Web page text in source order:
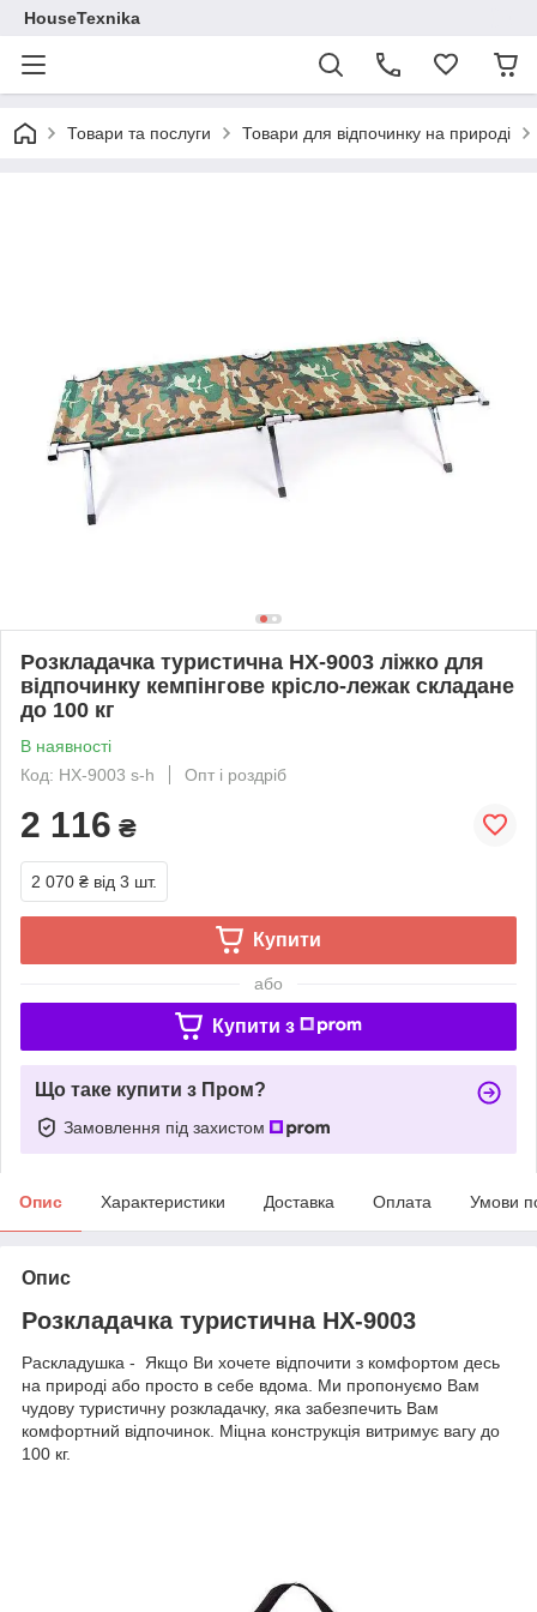
HouseTexnika
Товари та послуги Товари для відпочинку на природі
Розкладачка туристична HX-9003 ліжко для
відпочинку кемпінгове крісло-лежак складане
до 100 кг
В наявності
Код: HX-9003 s-h
Опт і роздріб
2 116 ₴
2 070 ₴ від 3 шт.
Купити
або
Купити з
Що таке купити з Пром?
Замовлення під захистом
Опис Характеристики Доставка Оплата Умови
Опис
Розкладачка туристична HX-9003
Раскладушка - Якщо Ви хочете відпочити з комфортом десь
на природі або просто в себе вдома. Ми пропонуємо Вам
чудову туристичну розкладачку, яка забезпечить Вам
комфортний відпочинок. Міцна конструкція витримує вагу до
100 кг.